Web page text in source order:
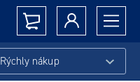
Rýchly nákup